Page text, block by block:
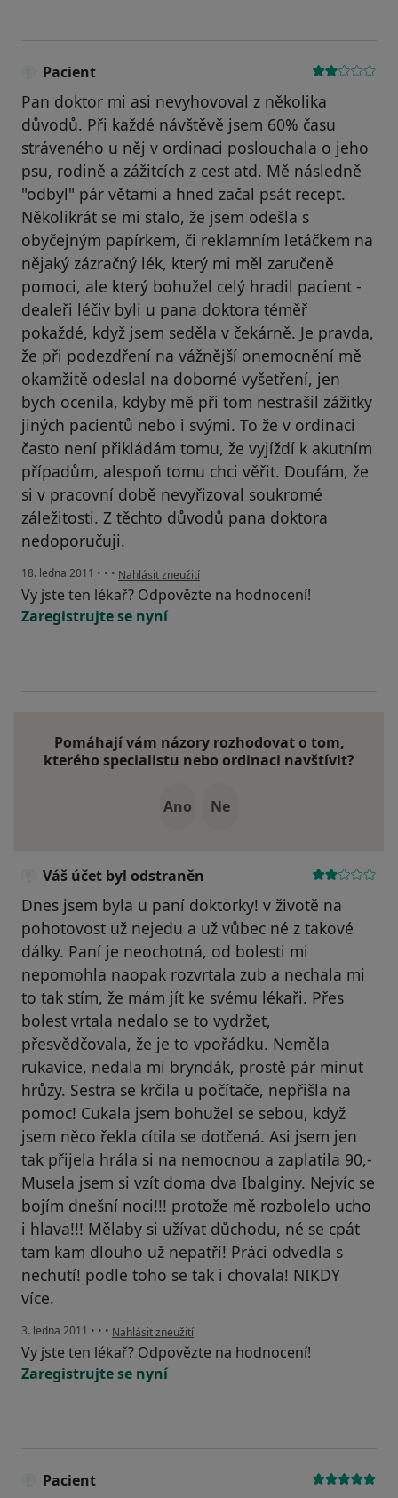
Pacient
Pan doktor mi asi nevyhovoval z několika
důvodů. Při každé návštěvě jsem 60% času
stráveného u něj v ordinaci poslouchala o jeho
psu, rodině a zážitcích z cest atd. Mě následně
"odbyl" pár větami a hned začal psát recept.
Několikrát se mi stalo, že jsem odešla s
obyčejným papírkem, či reklamním letáčkem na
nějaký zázračný lék, který mi měl zaručeně
pomoci, ale který bohužel celý hradil pacient -
dealeři léčiv byli u pana doktora téměř
pokaždé, když jsem seděla v čekárně. Je pravda,
že při podezdření na vážnější onemocnění mě
okamžitě odeslal na doborné vyšetření, jen
bych ocenila, kdyby mě při tom nestrašil zážitky
jiných pacientů nebo i svými. To že v ordinaci
často není přikládám tomu, že vyjíždí k akutním
případům, alespoň tomu chci věřit. Doufám, že
si v pracovní době nevyřizoval soukromé
záležitosti. Z těchto důvodů pana doktora
nedoporučuji.
18. ledna 2011 • • • podle názoru uživatele Pacient
Nahlásit zneužití
Vy jste ten lékař? Odpovězte na hodnocení!
Zaregistrujte se nyní
Pomáhají vám názory rozhodovat o tom,
kterého specialistu nebo ordinaci navštívit?
Ano Ne
Váš účet byl odstraněn
Dnes jsem byla u paní doktorky! v životě na
pohotovost už nejedu a už vůbec né z takové
dálky. Paní je neochotná, od bolesti mi
nepomohla naopak rozvrtala zub a nechala mi
to tak stím, že mám jít ke svému lékaři. Přes
bolest vrtala nedalo se to vydržet,
přesvědčovala, že je to vpořádku. Neměla
rukavice, nedala mi bryndák, prostě pár minut
hrůzy. Sestra se krčila u počítače, nepřišla na
pomoc! Cukala jsem bohužel se sebou, když
jsem něco řekla cítila se dotčená. Asi jsem jen
tak přijela hrála si na nemocnou a zaplatila 90,-
Musela jsem si vzít doma dva Ibalginy. Nejvíc se
bojím dnešní noci!!! protože mě rozbolelo ucho
i hlava!!! Mělaby si užívat důchodu, né se cpát
tam kam dlouho už nepatří! Práci odvedla s
nechutí! podle toho se tak i chovala! NIKDY
více.
3. ledna 2011 • • • podle názoru uživatele Váš účet byl odstraněn
Nahlásit zneužití
Vy jste ten lékař? Odpovězte na hodnocení!
Zaregistrujte se nyní
Pacient